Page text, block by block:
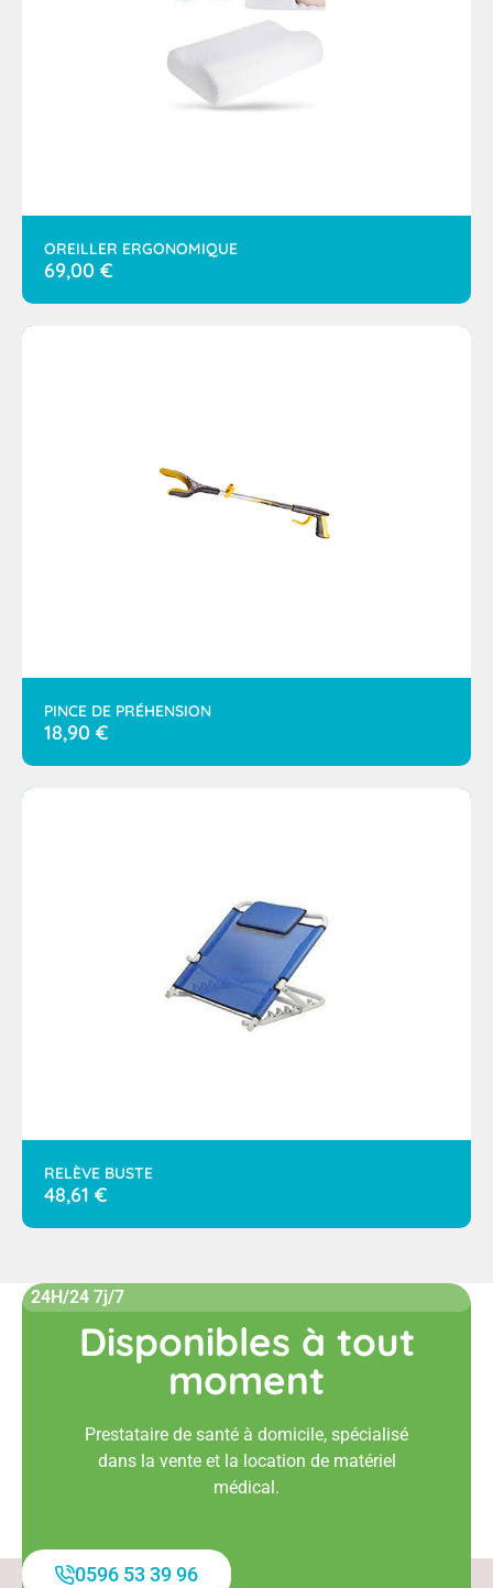
OREILLER ERGONOMIQUE
69,00 €
PINCE DE PRÉHENSION
18,90 €
RELÈVE BUSTE
48,61 €
24H/24 7j/7
Disponibles à tout
moment
Prestataire de santé à domicile, spécialisé
dans la vente et la location de matériel
médical.
0596 53 39 96